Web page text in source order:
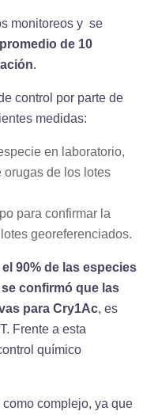
monitoreos y se
de 10
.
control por parte de
medidas:
en laboratorio,
orugas de los lotes
para confirmar la
georeferenciados.
el 90% de las especies
confirmó que las
para Cry1Ac, es
Frente a esta
químico
complejo, ya que